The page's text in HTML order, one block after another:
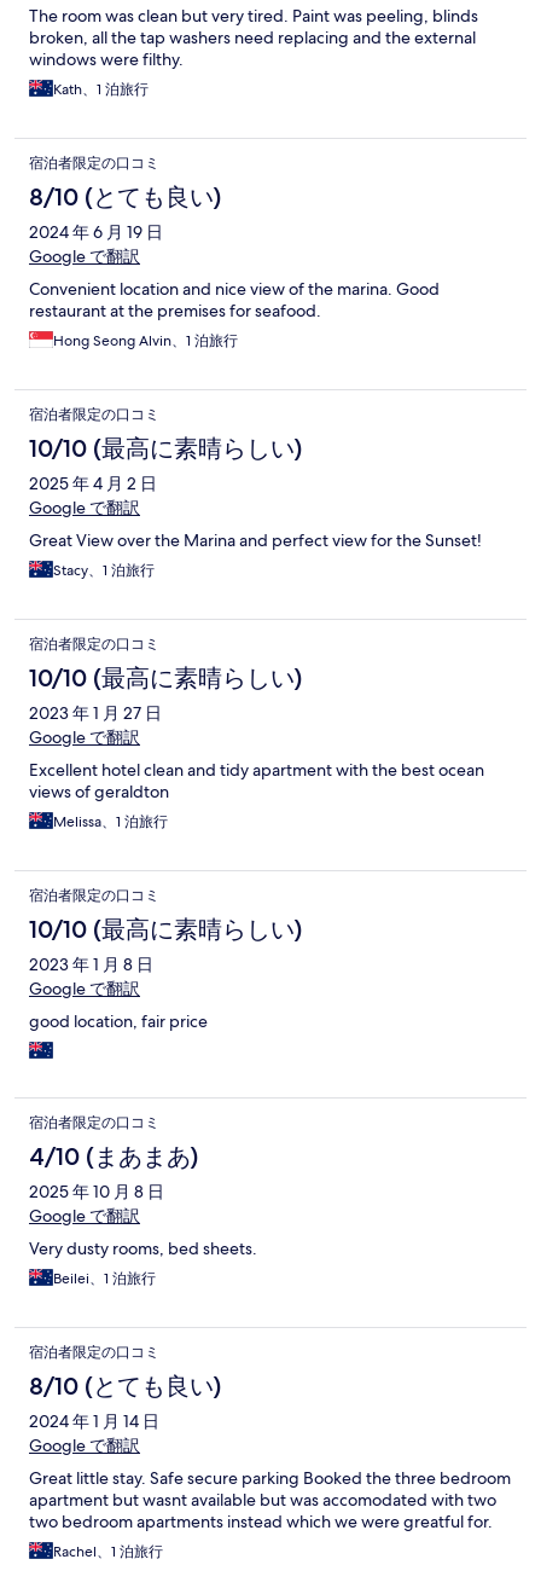
The room was clean but very tired. Paint was peeling, blinds
broken, all the tap washers need replacing and the external
windows were filthy.
Kath、1 泊旅行
宿泊者限定の口コミ
8/10 (とても良い)
2024 年 6 月 19 日
Google で翻訳
Convenient location and nice view of the marina. Good
restaurant at the premises for seafood.
Hong Seong Alvin、1 泊旅行
宿泊者限定の口コミ
10/10 (最高に素晴らしい)
2025 年 4 月 2 日
Google で翻訳
Great View over the Marina and perfect view for the Sunset!
Stacy、1 泊旅行
宿泊者限定の口コミ
10/10 (最高に素晴らしい)
2023 年 1 月 27 日
Google で翻訳
Excellent hotel clean and tidy apartment with the best ocean
views of geraldton
Melissa、1 泊旅行
宿泊者限定の口コミ
10/10 (最高に素晴らしい)
2023 年 1 月 8 日
Google で翻訳
good location, fair price
宿泊者限定の口コミ
4/10 (まあまあ)
2025 年 10 月 8 日
Google で翻訳
Very dusty rooms, bed sheets.
Beilei、1 泊旅行
宿泊者限定の口コミ
8/10 (とても良い)
2024 年 1 月 14 日
Google で翻訳
Great little stay. Safe secure parking Booked the three bedroom
apartment but wasnt available but was accomodated with two
two bedroom apartments instead which we were greatful for.
Rachel、1 泊旅行